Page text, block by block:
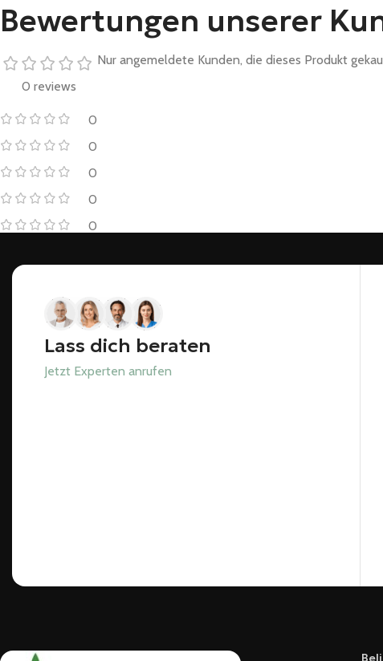
Bewertungen unserer
0 reviews
0
0
0
0
0
Nur angemeldete Kunden, die dieses Produkt
Lass dich beraten
Jetzt Experten anrufen